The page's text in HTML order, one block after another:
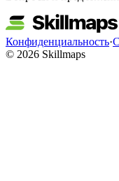
Конфиденциальность·
© 2026 Skillmaps